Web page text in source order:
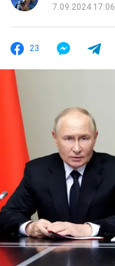
7.09.2024 17:06
23